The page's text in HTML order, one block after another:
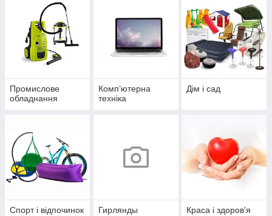
Промислове
обладнання
Комп’ютерна
техніка
Дім і сад
Спорт і відпочинок Гирлянды Краса і здоров'я